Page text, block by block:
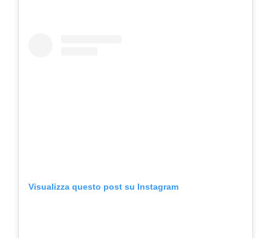
Visualizza questo post su Instagram